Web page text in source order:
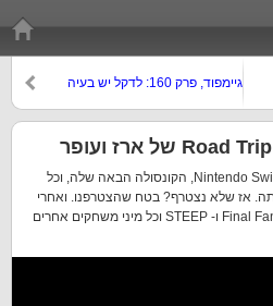
גיימפוד, פרק 160: לדקל יש בעיה
אז נינטנדו חשפה פרטים על ה- Nintendo Switch, הקונסולה הבאה שלה, וכל
אז שלא נצטרף? בטח שהצטרפנו. ואחרי
שעשינו את זה, דיברנו על Final Fantasy XV ו- STEEP וכל מיני משחקים אחרים